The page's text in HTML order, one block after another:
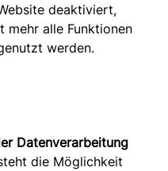
deaktiviert,
mehr alle Funktionen
werden.
Datenverarbeitung
die Möglichkeit